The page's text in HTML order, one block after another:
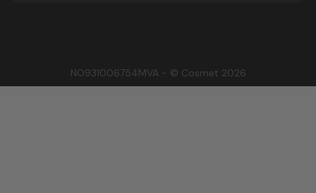
NO931006754MVA - © Cosmet 2026